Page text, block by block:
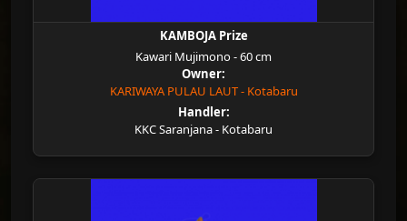
KAMBOJA Prize
Kawari Mujimono - 60 cm
Owner:
KARIWAYA PULAU LAUT - Kotabaru
Handler:
KKC Saranjana - Kotabaru